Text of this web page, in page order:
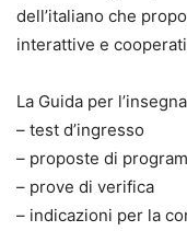
dell’italiano che
interattive e
La Guida per
– test d’ingresso
– proposte di
– prove di verifica
– indicazioni per la